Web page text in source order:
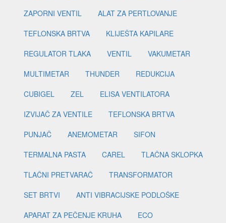
ZAPORNI VENTIL
ALAT ZA PERTLOVANJE
TEFLONSKA BRTVA
KLIJEŠTA KAPILARE
REGULATOR TLAKA
VENTIL
VAKUMETAR
MULTIMETAR
THUNDER
REDUKCIJA
CUBIGEL
ZEL
ELISA VENTILATORA
IZVIJAČ ZA VENTILE
TEFLONSKA BRTVA
PUNJAČ
ANEMOMETAR
SIFON
TERMALNA PASTA
CAREL
TLAČNA SKLOPKA
TLAČNI PRETVARAČ
TRANSFORMATOR
SET BRTVI
ANTI VIBRACIJSKE PODLOŠKE
APARAT ZA PEČENJE KRUHA
ECO